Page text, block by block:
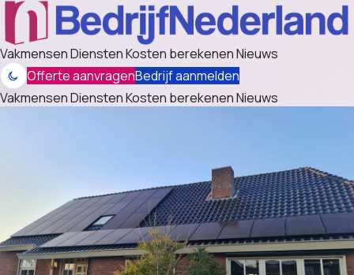
VakmensenDienstenKosten berekenenNieuws
Offerte aanvragenBedrijf aanmelden
VakmensenDienstenKosten berekenenNieuws